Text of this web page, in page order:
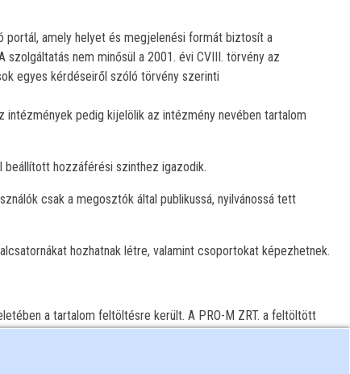
amely helyet és megjelenési formát biztosít a
nem minősül a 2001. évi CVIII. törvény az
egyes kérdéseiről szóló törvény szerinti
pedig kijelölik az intézmény nevében tartalom
beállított hozzáférési szinthez igazodik.
csak a megosztók által publikussá, nyilvánossá tett
hozhatnak létre, valamint csoportokat képezhetnek.
a tartalom feltöltésre került. A PRO-M ZRT. a feltöltött